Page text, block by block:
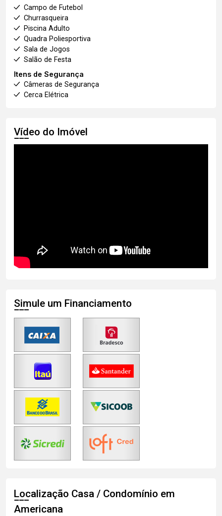
Campo de Futebol
Churrasqueira
Piscina Adulto
Quadra Poliesportiva
Sala de Jogos
Salão de Festa
Itens de Segurança
Câmeras de Segurança
Cerca Elétrica
Vídeo do Imóvel
Simule um Financiamento
Localização Casa / Condomínio em
Americana